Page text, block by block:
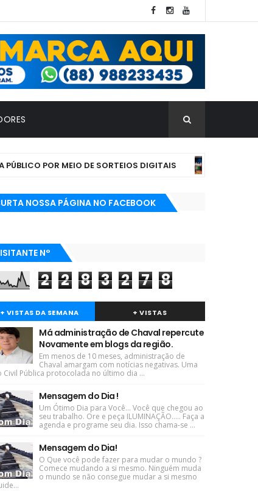
POR MEIO DE SORTEIOS DIGITAIS
NOSSA PÁGINA NO FACEBOOK
N°
2 2 8 3 2 7 8
+ VISTAS DA SEMANA + VISTAS
Má administração de Chaval repercute
Novamente em blogs da região.
Em menos de 10 meses, administração de
Chaval amargam com notícias negativas. Uma
Civil Pública protocolada no último dia ...
Mensagem do Dia !
Um Ótimo Dia para Você... Você que chegou ao
seu trabalho. Ore e peça ILUMINAÇÃO..... Faça a
agenda e programe seu dia. Isso chama-se ...
Mensagem do Dia!
O Que você pode fazer para mudar o mundo ?
Comece mudando a si mesmo. Ninguém muda
o mundo se não consegue mudar a si mesmo